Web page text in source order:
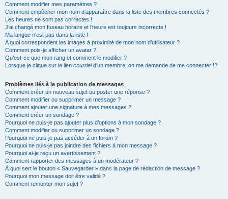
Comment modifier mes paramètres ?
Comment empêcher mon nom d’apparaître dans la liste des membres connectés ?
Les heures ne sont pas correctes !
J’ai changé mon fuseau horaire et l’heure est toujours incorrecte !
Ma langue n’est pas dans la liste !
A quoi correspondent les images à proximité de mon nom d’utilisateur ?
Comment puis-je afficher un avatar ?
Qu’est-ce que mon rang et comment le modifier ?
Lorsque je clique sur le lien courrield’un membre, on me demande de me connecter !?
Problèmes liés à la publication de messages
Comment créer un nouveau sujet ou poster une réponse ?
Comment modifier ou supprimer un message ?
Comment ajouter une signature à mes messages ?
Comment créer un sondage ?
Pourquoi ne puis-je pas ajouter plus d’options à mon sondage ?
Comment modifier ou supprimer un sondage ?
Pourquoi ne puis-je pas accéder à un forum ?
Pourquoi ne puis-je pas joindre des fichiers à mon message ?
Pourquoi ai-je reçu un avertissement ?
Comment rapporter des messages à un modérateur ?
À quoi sert le bouton « Sauvegarder » dans la page de rédaction de message ?
Pourquoi mon message doit être validé ?
Comment remonter mon sujet ?